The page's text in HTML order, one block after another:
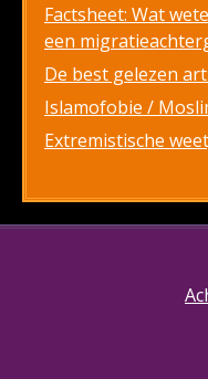
Factsheet: Wat
een
De best gelezen
Islamofobie /
Extremistische